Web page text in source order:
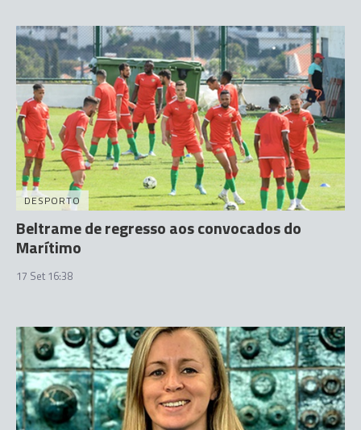
DESPORTO
Beltrame de regresso aos convocados do
Marítimo
17 Set 16:38